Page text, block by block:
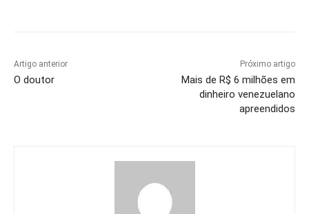
Artigo anterior
O doutor
Próximo artigo
Mais de R$ 6 milhões em
dinheiro venezuelano
apreendidos